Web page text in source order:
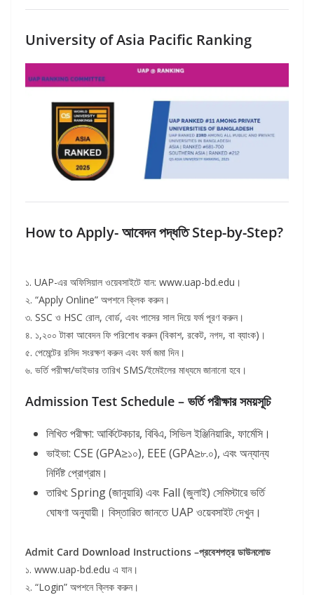
University of Asia Pacific Ranking
How to Apply- আবেদন পদ্ধতি Step-by-Step?
১. UAP-এর অফিসিয়াল ওয়েবসাইটে যান: www.uap-bd.edu।
২. “Apply Online” অপশনে ক্লিক করুন।
৩. SSC ও HSC রোল, বোর্ড, এবং পাসের সাল দিয়ে ফর্ম পূরণ করুন।
৪. ১,২০০ টাকা আবেদন ফি পরিশোধ করুন (বিকাশ, রকেট, নগদ, বা ব্যাংক)।
৫. পেমেন্টের রসিদ সংরক্ষণ করুন এবং ফর্ম জমা দিন।
৬. ভর্তি পরীক্ষা/ভাইভার তারিখ SMS/ইমেইলের মাধ্যমে জানানো হবে।
Admission Test Schedule – ভর্তিপরীক্ষারসময়সূচি
লিখিত পরীক্ষা: আর্কিটেকচার, বিবিএ, সিভিল ইঞ্জিনিয়ারিং, ফার্মেসি।
ভাইভা: CSE (GPA≥১০), EEE (GPA≥৮.০), এবং অন্যান্য
নির্দিষ্ট প্রোগ্রাম।
তারিখ: Spring (জানুয়ারি) এবং Fall (জুলাই) সেমিস্টারে ভর্তি
ঘোষণা অনুযায়ী। বিস্তারিত জানতে UAP ওয়েবসাইট দেখুন।
Admit Card Download Instructions –প্রবেশপত্র ডাউনলোড
১. www.uap-bd.edu এ যান।
২. “Login” অপশনে ক্লিক করুন।